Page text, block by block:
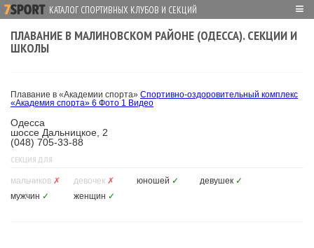
КАТАЛОГ СПОРТИВНЫХ КЛУБОВ И СЕКЦИЙ ≡
ПЛАВАНИЕ В МАЛИНОВСКОМ РАЙОНЕ (ОДЕССА). СЕКЦИИ И
ШКОЛЫ
Плавание в «Академии спорта» Спортивно-оздоровительный комплекс
«Академия спорта» 6 Фото 1 Видео
Одесса
шоссе Дальницкое, 2
(048) 705-33-88
СЕКЦИЯ ДЛЯ
мальчиков ✗ девочек ✗ юношей ✓ девушек ✓
мужчин ✓ женщин ✓